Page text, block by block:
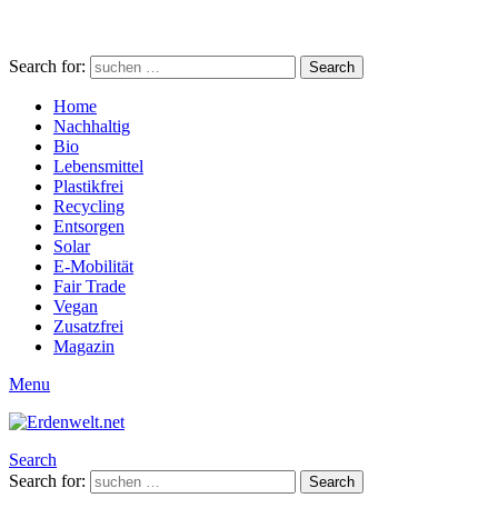
Search for: Search
Home
Nachhaltig
Bio
Lebensmittel
Plastikfrei
Recycling
Entsorgen
Solar
E-Mobilität
Fair Trade
Vegan
Zusatzfrei
Magazin
Menu
Search
Search for:
Search